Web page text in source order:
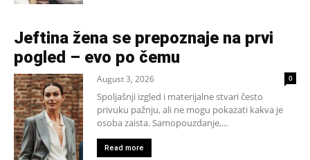
Jeftina žena se prepoznaje na prvi
pogled – evo po čemu
August 3, 2026 0
Spoljašnji izgled i materijalne stvari često
privuku pažnju, ali ne mogu pokazati kakva je
osoba zaista. Samopouzdanje,...
Read more